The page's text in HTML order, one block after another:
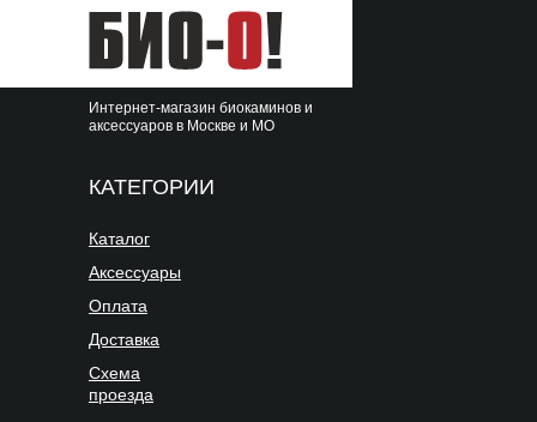
КАТЕГОРИИ
Аксессуары
Каталог
Оплата
Доставка
Схема
проезда
Интернет-магазин биокаминов и
аксессуаров в Москве и МО